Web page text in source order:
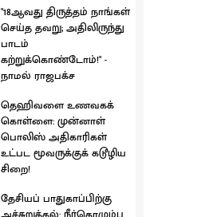
"18ஆவது திருத்தம் நாங்கள்
செய்த தவறு; அதிலிருந்து
பாடம்
கற்றுக்கொண்டோம்!" -
நாமல் ராஜபக்ச
தெஹிவளை உணவகக்
கொள்ளை: முன்னாள்
பொலிஸ் அதிகாரிகள்
உட்பட மூவருக்குக் கடூழிய
சிறை!
தேசியப் பாதுகாப்பிற்கு